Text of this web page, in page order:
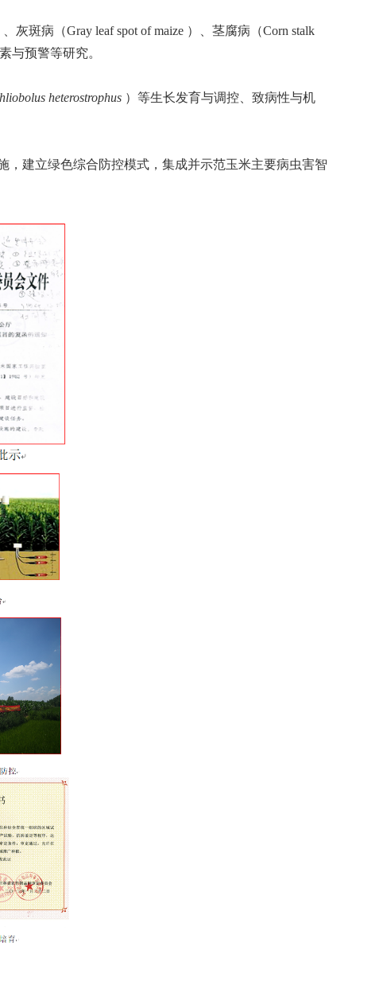
、灰斑病（Gray leaf spot of maize ）、茎腐病（Corn stalk
与预警等研究。
heterostrophus ）等生长发育与调控、致病性与机
建立绿色综合防控模式，集成并示范玉米主要病虫害智